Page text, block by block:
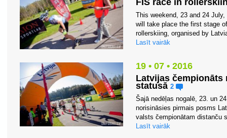
FIS race in
This weekend, 23 and 24
will take place the first stage
rollerskiing, organised by
Lasīt vairāk
19 • 07 • 2016
Latvijas čempionāts
statusā 2
Šajā nedēļas nogalē, 23. un
norisināsies pirmais posms
valsts čempionātam distanču
Lasīt vairāk